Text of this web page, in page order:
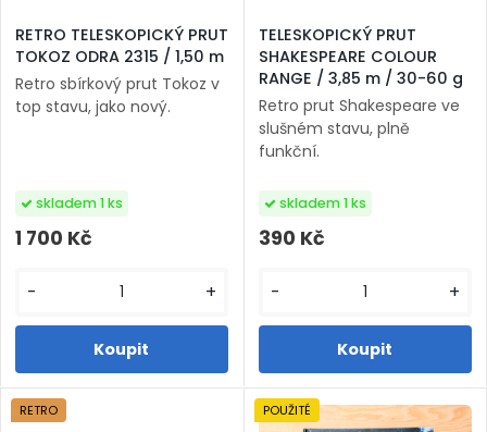
RETRO TELESKOPICKÝ PRUT
TOKOZ ODRA 2315 / 1,50 m
Retro sbírkový prut Tokoz v
top stavu, jako nový.
1 700 Kč
skladem 1 ks
- +
TELESKOPICKÝ PRUT
SHAKESPEARE COLOUR
RANGE / 3,85 m / 30-60 g
Retro prut Shakespeare ve
slušném stavu, plně
funkční.
390 Kč
skladem 1 ks
- +
RETRO POUŽITÉ